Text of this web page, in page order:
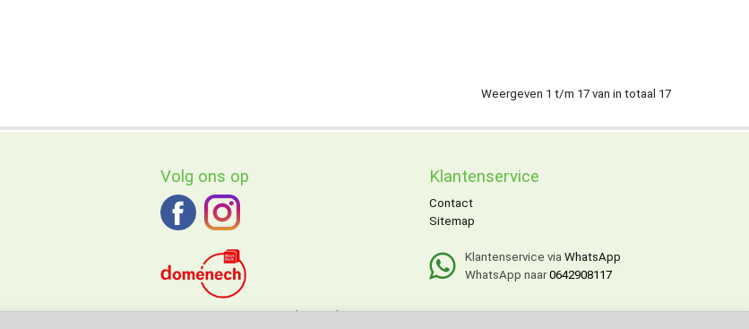
Weergeven 1 t/m 17 van in totaal 17
Volg ons op
DOMENECHagent voor de Benelux.
Klantenservice
Contact
Sitemap
Klantenservice via WhatsApp
WhatsApp naar0642908117